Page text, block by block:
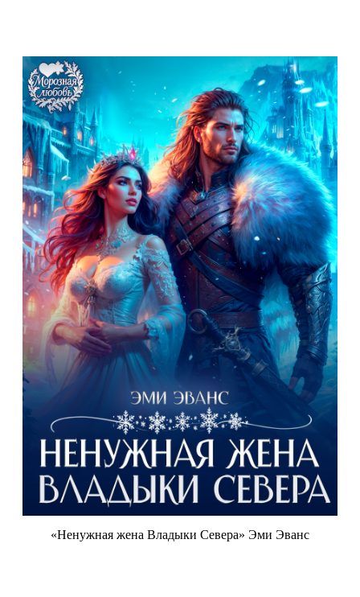
«Ненужная жена Владыки Севера» Эми Эванс